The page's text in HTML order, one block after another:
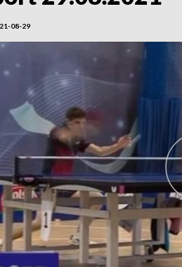
08-29